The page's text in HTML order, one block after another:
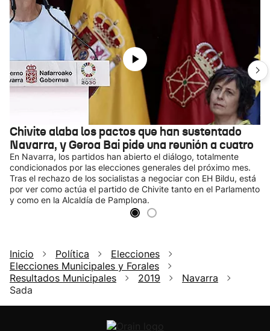
Chivite alaba los pactos que han sustentado
Navarra, y Geroa Bai pide una reunión a cuatro
En Navarra, los partidos han abierto el diálogo, totalmente
condicionados por las elecciones generales del próximo mes.
Tras el rechazo de los socialistas a negociar con EH Bildu, está
por ver como actúa el partido de Chivite tanto en el Parlamento
y como en la Alcaldía de Pamplona.
Inicio Política
Elecciones
Elecciones Municipales y Forales
Resultados Municipales
2019
Navarra
Sada